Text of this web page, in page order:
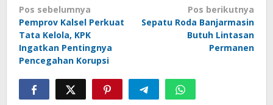
Navigasi
pos
Pos sebelumnya
Pemprov Kalsel Perkuat
Tata Kelola, KPK
Ingatkan Pentingnya
Pencegahan Korupsi
Pos berikutnya
Sepatu Roda Banjarmasin
Butuh Lintasan
Permanen